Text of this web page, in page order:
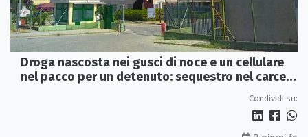
Droga nascosta nei gusci di noce e un cellulare
nel pacco per un detenuto: sequestro nel carcere
Condividi su: